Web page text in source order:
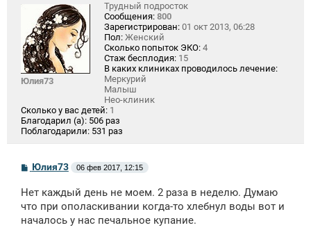
Юлия73
Трудный подросток
Сообщения: 800
Зарегистрирован: 01 окт 2013, 06:28
Пол: Женский
Сколько попыток ЭКО: 4
Стаж бесплодия: 15
В каких клиниках проводилось лечение:
Меркурий
Малыш
Нео-клиник
Сколько у вас детей: 1
Благодарил (а): 506 раз
Поблагодарили: 531 раз
С
б
щ
н
Юлия73 06 фев 2017, 12:15
Нет каждый день не моем. 2 раза в неделю. Думаю
что при ополаскивании когда-то хлебнул воды вот и
началось у нас печальное купание.